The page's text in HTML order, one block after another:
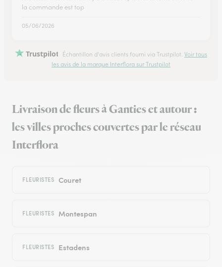
la commande est top
05/06/2026
Trustpilot Échantillon d'avis clients fourni via Trustpilot. Voir tous
les avis de la marque Interflora sur Trustpilot
Livraison de fleurs à Ganties et autour :
les villes proches couvertes par le réseau
Interflora
FLEURISTES Couret
FLEURISTES Montespan
FLEURISTES Estadens